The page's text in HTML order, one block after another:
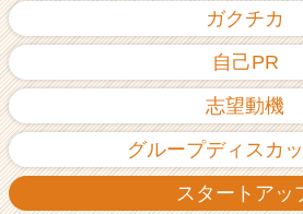
ガクチカ
自己PR
志望動機
グループディスカ
スタートアッ